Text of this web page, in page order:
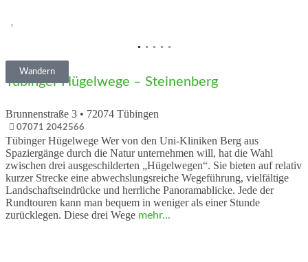
Wandern
Tübinger Hügelwege – Steinenberg
Brunnenstraße 3 • 72074 Tübingen
07071 2042566
Tübinger Hügelwege Wer von den Uni-Kliniken Berg aus
Spaziergänge durch die Natur unternehmen will, hat die Wahl
zwischen drei ausgeschilderten „Hügelwegen“. Sie bieten auf relativ
kurzer Strecke eine abwechslungsreiche Wegeführung, vielfältige
Landschaftseindrücke und herrliche Panoramablicke. Jede der
Rundtouren kann man bequem in weniger als einer Stunde
zurücklegen. Diese drei Wege mehr...